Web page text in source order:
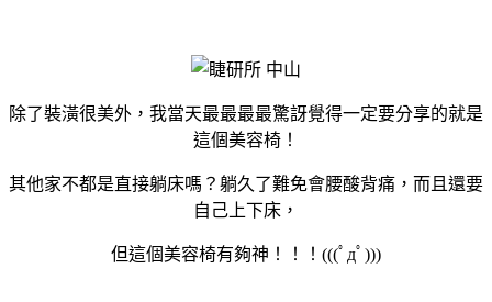
除了裝潢很美外，我當天最最最最驚訝覺得一定要分享的就是
這個美容椅！
其他家不都是直接躺床嗎？躺久了難免會腰酸背痛，而且還要
自己上下床，
但這個美容椅有夠神！！！(((ﾟдﾟ)))